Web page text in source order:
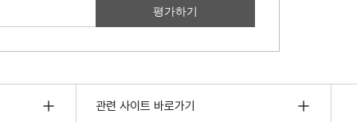
관련 사이트 바로가기